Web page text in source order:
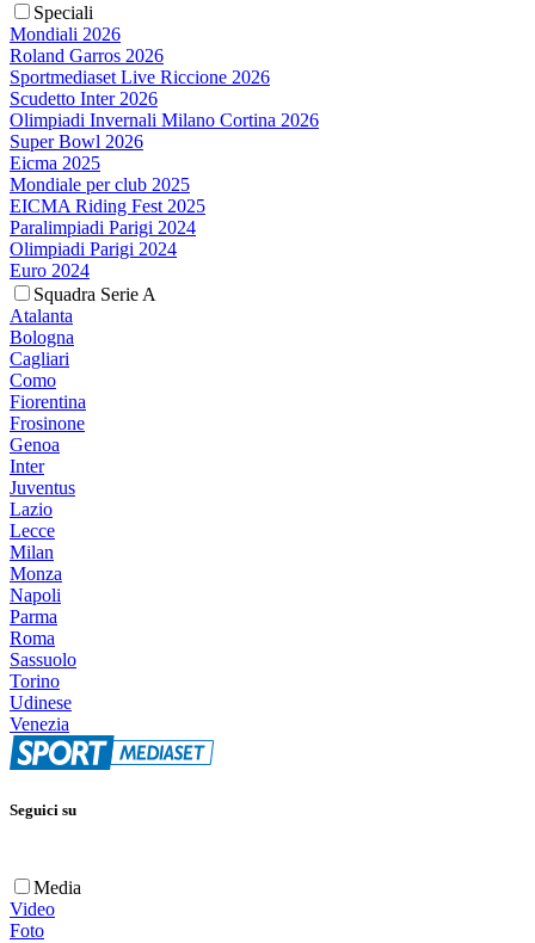
Speciali
Mondiali 2026
Roland Garros 2026
Sportmediaset Live Riccione 2026
Scudetto Inter 2026
Olimpiadi Invernali Milano Cortina 2026
Super Bowl 2026
Eicma 2025
Mondiale per club 2025
EICMA Riding Fest 2025
Paralimpiadi Parigi 2024
Olimpiadi Parigi 2024
Euro 2024
Squadra Serie A
Atalanta
Bologna
Cagliari
Como
Fiorentina
Frosinone
Genoa
Inter
Juventus
Lazio
Lecce
Milan
Monza
Napoli
Parma
Roma
Sassuolo
Torino
Udinese
Venezia
Seguici su
Media
Video
Foto